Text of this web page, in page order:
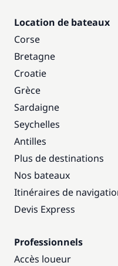
Location de bateaux
Corse
Bretagne
Croatie
Grèce
Sardaigne
Seychelles
Antilles
Plus de destinations
Nos bateaux
Itinéraires de
Devis Express
Professionnels
Accès loueur